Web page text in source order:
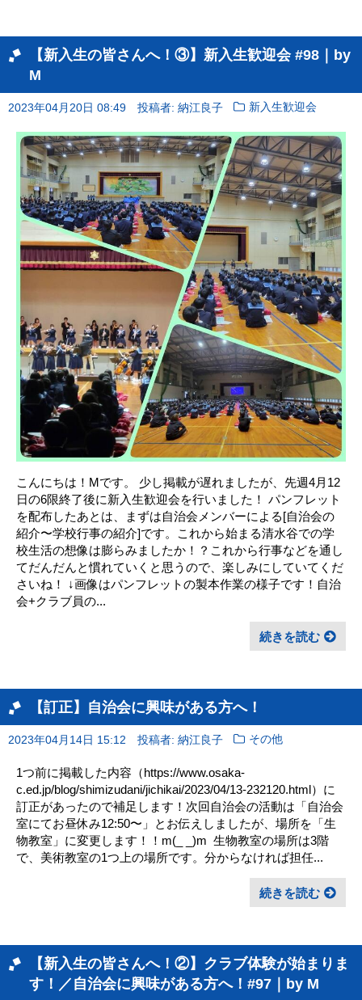
【新入生の皆さんへ！③】新入生歓迎会 #98｜by
M
2023年04月20日 08:49 投稿者: 納江良子 新入生歓迎会
こんにちは！Mです。 少し掲載が遅れましたが、先週4月12
日の6限終了後に新入生歓迎会を行いました！ パンフレット
を配布したあとは、まずは自治会メンバーによる[自治会の
紹介〜学校行事の紹介]です。これから始まる清水谷での学
校生活の想像は膨らみましたか！？これから行事などを通し
てだんだんと慣れていくと思うので、楽しみにしていてくだ
さいね！ ↓画像はパンフレットの製本作業の様子です！自治
会+クラブ員の...
続きを読む
【訂正】自治会に興味がある方へ！
2023年04月14日 15:12 投稿者: 納江良子 その他
1つ前に掲載した内容（https://www.osaka-
c.ed.jp/blog/shimizudani/jichikai/2023/04/13-232120.html）に
訂正があったので補足します！次回自治会の活動は「自治会
室にてお昼休み12:50〜」とお伝えしましたが、場所を「生
物教室」に変更します！！m(_ _)m ㅤ 生物教室の場所は3階
で、美術教室の1つ上の場所です。分からなければ担任...
続きを読む
【新入生の皆さんへ！②】クラブ体験が始まりま
す！／自治会に興味がある方へ！#97｜by M